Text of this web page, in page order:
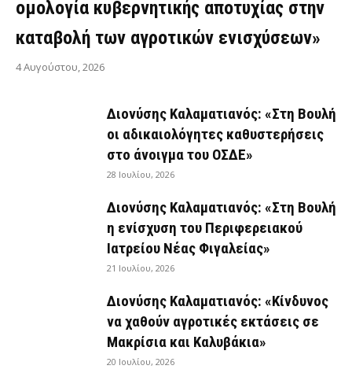
ομολογία κυβερνητικής αποτυχίας στην
καταβολή των αγροτικών ενισχύσεων»
4 Αυγούστου, 2026
Διονύσης Καλαματιανός: «Στη Βουλή
οι αδικαιολόγητες καθυστερήσεις
στο άνοιγμα του ΟΣΔΕ»
28 Ιουλίου, 2026
Διονύσης Καλαματιανός: «Στη Βουλή
η ενίσχυση του Περιφερειακού
Ιατρείου Νέας Φιγαλείας»
21 Ιουλίου, 2026
Διονύσης Καλαματιανός: «Κίνδυνος
να χαθούν αγροτικές εκτάσεις σε
Μακρίσια και Καλυβάκια»
20 Ιουλίου, 2026